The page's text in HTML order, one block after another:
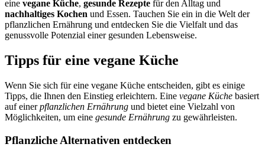
eine vegane Küche, gesunde Rezepte für den Alltag und
nachhaltiges Kochen und Essen. Tauchen Sie ein in die Welt der
pflanzlichen Ernährung und entdecken Sie die Vielfalt und das
genussvolle Potenzial einer gesunden Lebensweise.
Tipps für eine vegane Küche
Wenn Sie sich für eine vegane Küche entscheiden, gibt es einige
Tipps, die Ihnen den Einstieg erleichtern. Eine vegane Küche basiert
auf einerpflanzlichen Ernährung und bietet eine Vielzahl von
Möglichkeiten, um eine gesunde Ernährung zu gewährleisten.
Pflanzliche Alternativen entdecken